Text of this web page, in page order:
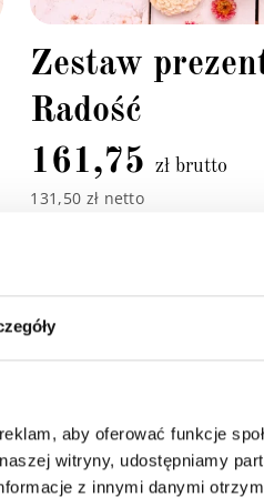
aby oferować funkcje
witryny, udostępniamy
z innymi danymi
Zestaw
Radość
161,75zł brutto
131,50 zł netto